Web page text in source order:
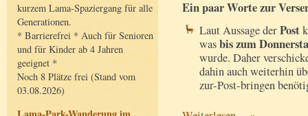
kurzem Lama-Spaziergang für alle
Generationen.
* Barrierefrei * Auch für Senioren
und für Kinder ab 4 Jahren
geeignet *
Noch 8 Plätze frei (Stand vom
03.08.2026)
Ein paar Worte zur
Laut Aussage derPost
wasbis zum
wurde. Daher
dahin auch weiterhin
zur-Post-bringen